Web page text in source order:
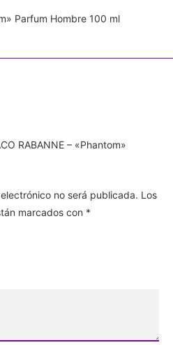
Parfum Hombre 100 ml
RABANNE – «Phantom»
no será publicada. Los
marcados con *